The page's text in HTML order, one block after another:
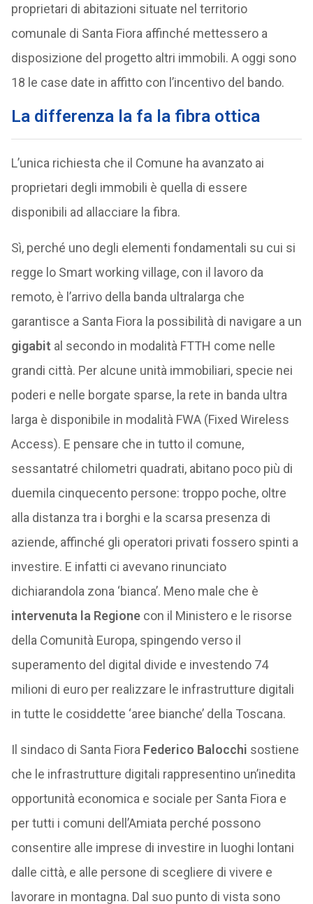
proprietari di abitazioni situate nel territorio
comunale di Santa Fiora affinché mettessero a
disposizione del progetto altri immobili. A oggi sono
18 le case date in affitto con l’incentivo del bando.
La differenza la fa la fibra ottica
L’unica richiesta che il Comune ha avanzato ai
proprietari degli immobili è quella di essere
disponibili ad allacciare la fibra.
Sì, perché uno degli elementi fondamentali su cui si
regge lo Smart working village, con il lavoro da
remoto, è l’arrivo della banda ultralarga che
garantisce a Santa Fiora la possibilità di navigare a un
gigabit al secondo in modalità FTTH come nelle
grandi città. Per alcune unità immobiliari, specie nei
poderi e nelle borgate sparse, la rete in banda ultra
larga è disponibile in modalità FWA (Fixed Wireless
Access). E pensare che in tutto il comune,
sessantatré chilometri quadrati, abitano poco più di
duemila cinquecento persone: troppo poche, oltre
alla distanza tra i borghi e la scarsa presenza di
aziende, affinché gli operatori privati fossero spinti a
investire. E infatti ci avevano rinunciato
dichiarandola zona ‘bianca’. Meno male che è
intervenuta la Regionecon il Ministero e le risorse
della Comunità Europa, spingendo verso il
superamento del digital divide e investendo 74
milioni di euro per realizzare le infrastrutture digitali
in tutte le cosiddette ‘aree bianche’ della Toscana.
Il sindaco di Santa Fiora Federico Balocchi sostiene
che le infrastrutture digitali rappresentino un’inedita
opportunità economica e sociale per Santa Fiora e
per tutti i comuni dell’Amiata perché possono
consentire alle imprese di investire in luoghi lontani
dalle città, e alle persone di scegliere di vivere e
lavorare in montagna. Dal suo punto di vista sono